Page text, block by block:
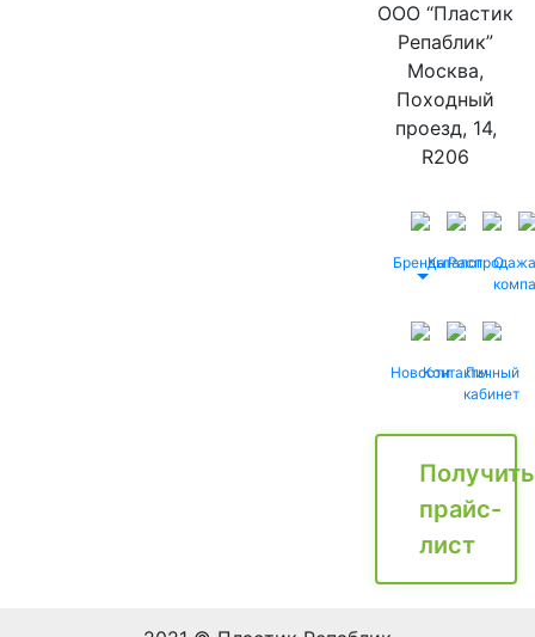
ООО “Пластик
Репаблик”
Москва,
Походный
проезд, 14,
R206
БрендыКаталог
Распродажа
О
НовостиКонтактыЛичный
кабинет
Получить
прайс-
лист